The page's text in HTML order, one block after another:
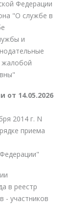
Федерации
"О службе в
и
жалобой
от 14.05.2026
2014 г. N
приема
в реестр
- участников